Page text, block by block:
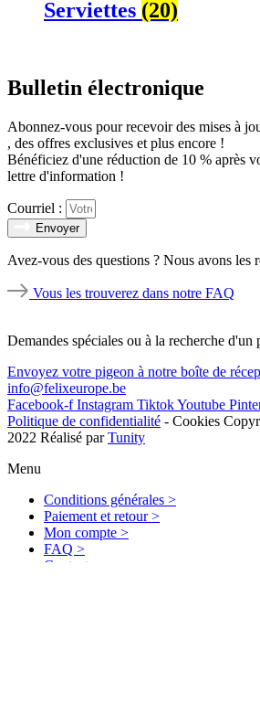
Serviettes (20)
Bulletin électronique
Abonnez-vous pour recevoir des mises à
, des offres exclusives et plus encore !
Bénéficiez d'une réduction de 10 % après
lettre d'information !
Courriel :
Envoyer
Avez-vous des questions ? Nous avons les
Vous les trouverez dans notre FAQ
Demandes spéciales ou à la recherche d'un
Envoyez votre pigeon à notre boîte de
info@felixeurope.be
Facebook-f Instagram TiktokYoutube
Politique de confidentialité - Cookies
2022 Réalisé parTunity
Menu
Conditions générales >
Paiement et retour >
Mon compte >
FAQ >
Contact >